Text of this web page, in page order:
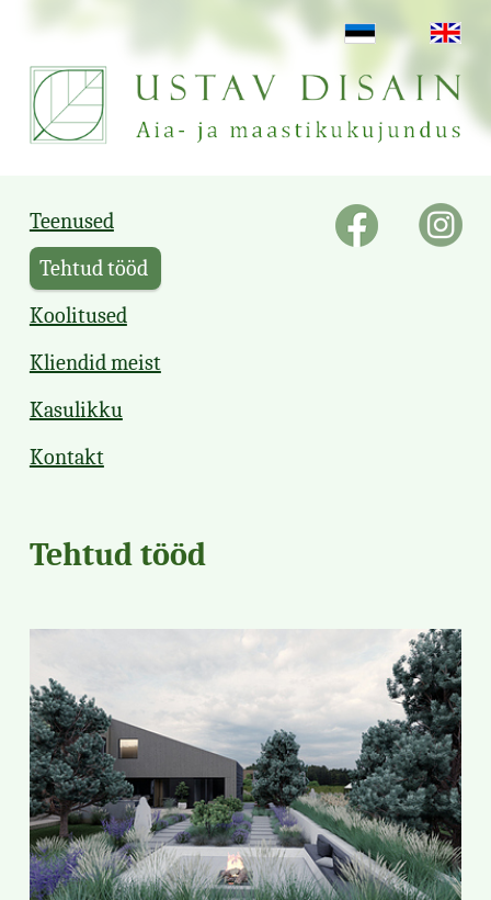
Teenused
Tehtud tööd
Koolitused
Kliendid meist
Kasulikku
Kontakt
Tehtud tööd